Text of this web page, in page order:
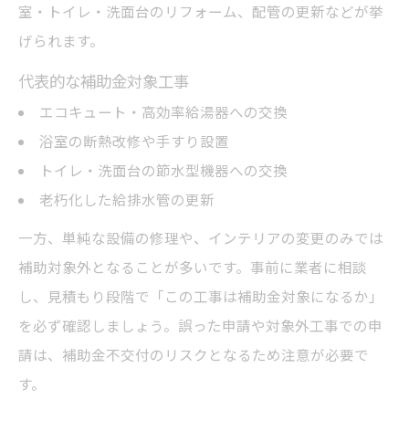
室・トイレ・洗面台のリフォーム、配管の更新などが挙
げられます。
代表的な補助金対象工事
エコキュート・高効率給湯器への交換
浴室の断熱改修や手すり設置
トイレ・洗面台の節水型機器への交換
老朽化した給排水管の更新
一方、単純な設備の修理や、インテリアの変更のみでは
補助対象外となることが多いです。事前に業者に相談
し、見積もり段階で「この工事は補助金対象になるか」
を必ず確認しましょう。誤った申請や対象外工事での申
請は、補助金不交付のリスクとなるため注意が必要で
す。